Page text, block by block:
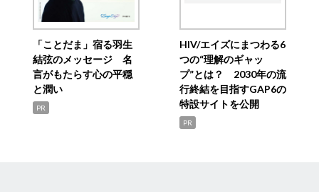
「ことだま」宿る羽生
結弦のメッセージ 名
言がもたらす心の平穏
と潤い
PR
HIV/エイズにまつわる6
つの“理解のギャッ
プ”とは？ 2030年の流
行終結を目指すGAP6の
特設サイトを公開
PR